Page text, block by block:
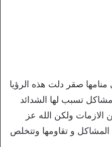
منامها صقر دلت هذه الرؤيا
تسبب لها الشدائد
ولكن الله عز
و تقاومها وتتخلص